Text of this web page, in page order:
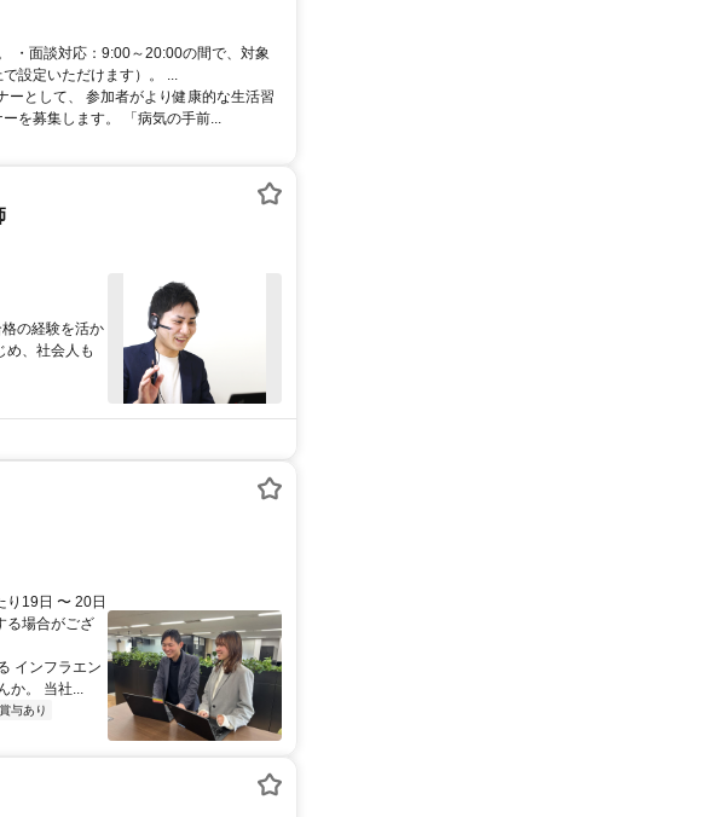
・面談対応：9:00～20:00の間で、対象
設定いただけます）。 ...
ーとして、 参加者がより健康的な生活習
を募集します。 「病気の手前...
の経験を活か
め、社会人も
り19日 〜 20日
る場合がござ
インフラエン
か。 当社...
賞与あり